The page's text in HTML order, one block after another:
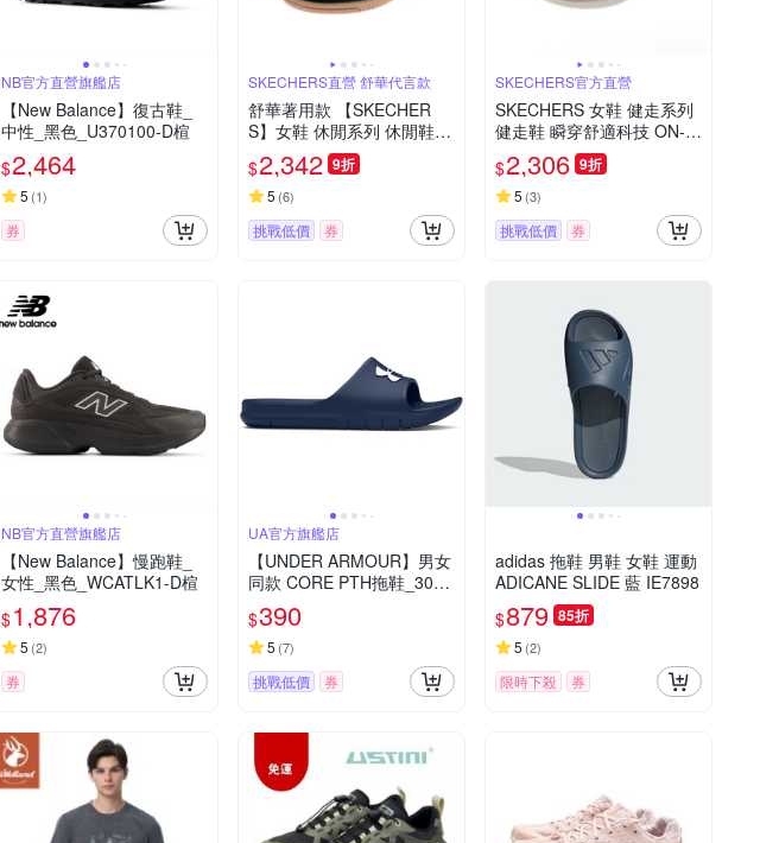
NB官方直營旗艦店
【New Balance】復古鞋_
中性_黑色_U370100-D楦
$2,464
5 (1)
券
SKECHERS直營 舒華代言款
舒華著用款 【SKECHER
S】女鞋 休閒系列 休閒鞋
瞬穿舒適科技 HOTSHOT 寬
楦款 - 185322WBKW
$2,342 9折
5 (6)
挑戰低價 券
SKECHERS官方直營
SKECHERS 女鞋 健走系列
健走鞋 瞬穿舒適科技 ON-T
HE-GO FLEX RADIANT - 1
38404TPE
$2,306 9折
5 (3)
挑戰低價 券
NB官方直營旗艦店
【New Balance】慢跑鞋_
女性_黑色_WCATLK1-D楦
$1,876
5 (2)
券
UA官方旗艦店
【UNDER ARMOUR】男女
同款 CORE PTH拖鞋_3021
286-400
$390
5 (7)
挑戰低價 券
adidas 拖鞋 男鞋 女鞋 運動
ADICANE SLIDE 藍 IE7898
$879 85折
5 (2)
限時下殺 券